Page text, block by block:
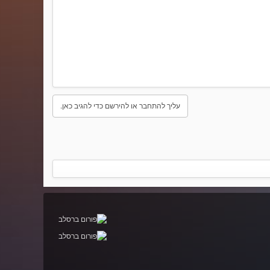
עליך להתחבר או להירשם כדי להגיב כאן.